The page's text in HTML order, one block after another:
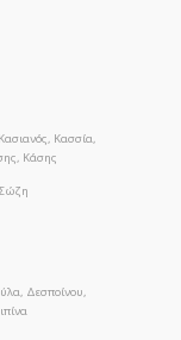
Κασσία,
Κάσης
Δεσποίνου,